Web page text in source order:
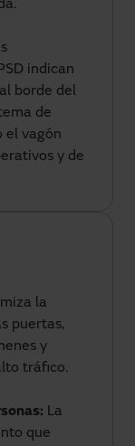
indican
borde del
de
el vagón
y de
la
puertas,
y
tráfico.
La
que